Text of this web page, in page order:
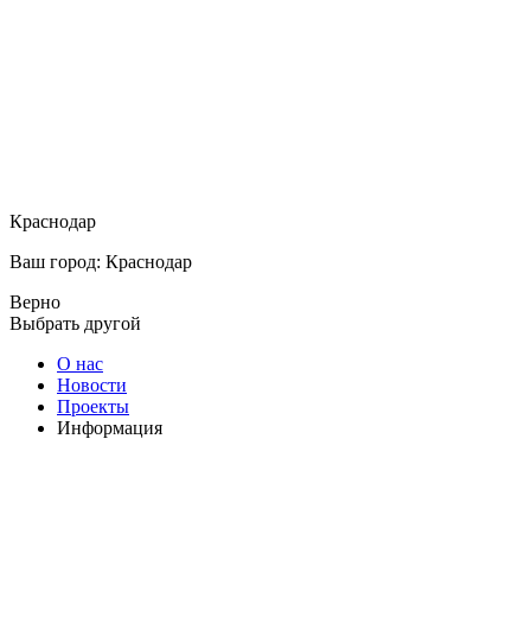
Краснодар
Ваш город: Краснодар
Верно
Выбрать другой
О нас
Новости
Проекты
Информация